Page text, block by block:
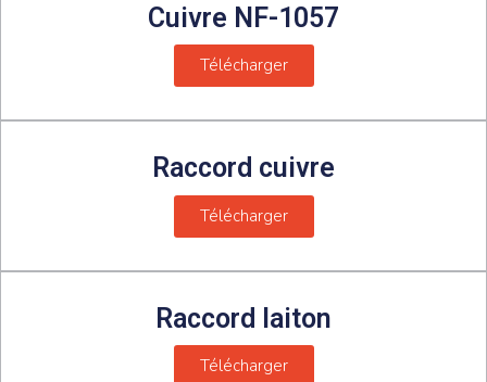
Cuivre NF-1057
Télécharger
Raccord cuivre
Télécharger
Raccord laiton
Télécharger